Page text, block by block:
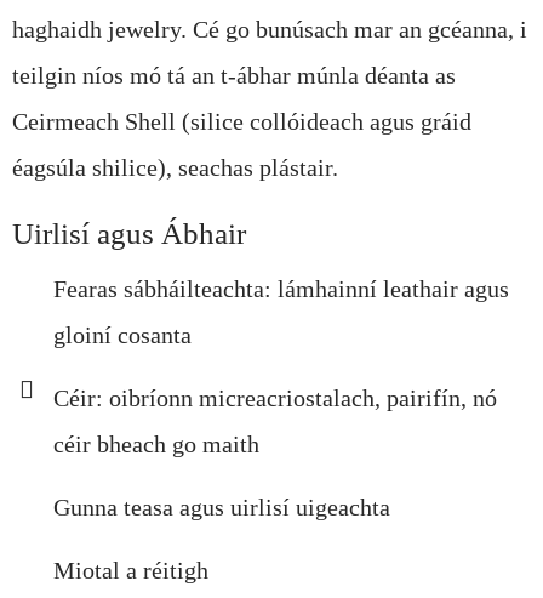
haghaidh jewelry. Cé go bunúsach mar an gcéanna, i
teilgin níos mó tá an t-ábhar múnla déanta as
Ceirmeach Shell (silice collóideach agus gráid
éagsúla shilice), seachas plástair.
Uirlisí agus Ábhair
Fearas sábháilteachta: lámhainní leathair agus
gloiní cosanta
Céir: oibríonn micreacriostalach, pairifín, nó
céir bheach go maith
Gunna teasa agus uirlisí uigeachta
Miotal a réitigh